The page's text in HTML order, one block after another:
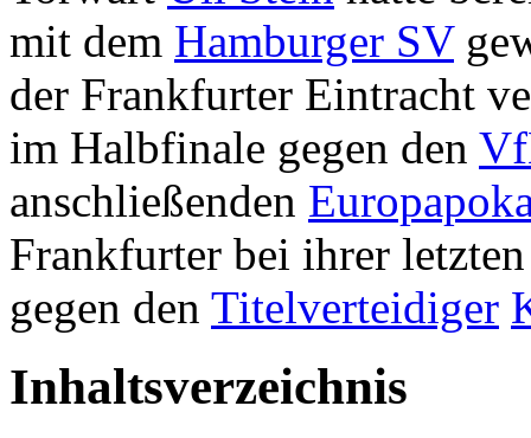
mit dem Hamburger SV
der Frankfurter Eintracht
im Halbfinale gegen den
anschließenden
Frankfurter bei ihrer
gegen den Titelverteidiger
Inhaltsverzeichnis